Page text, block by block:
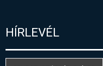
HÍRLEVÉL